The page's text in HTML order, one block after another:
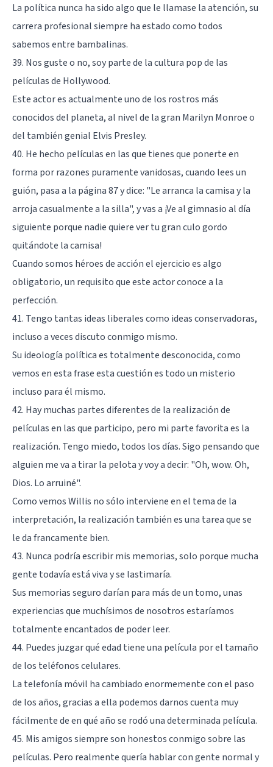
La política nunca ha sido algo que le llamase la atención, su
carrera profesional siempre ha estado como todos
sabemos entre bambalinas.
39. Nos guste o no, soy parte de la cultura pop de las
películas de Hollywood.
Este actor es actualmente uno de los rostros más
conocidos del planeta, al nivel de la gran Marilyn Monroe o
del también genial Elvis Presley.
40. He hecho películas en las que tienes que ponerte en
forma por razones puramente vanidosas, cuando lees un
guión, pasa a la página 87 y dice: "Le arranca la camisa y la
arroja casualmente a la silla", y vas a ¡Ve al gimnasio al día
siguiente porque nadie quiere ver tu gran culo gordo
quitándote la camisa!
Cuando somos héroes de acción el ejercicio es algo
obligatorio, un requisito que este actor conoce a la
perfección.
41. Tengo tantas ideas liberales como ideas conservadoras,
incluso a veces discuto conmigo mismo.
Su ideología política es totalmente desconocida, como
vemos en esta frase esta cuestión es todo un misterio
incluso para él mismo.
42. Hay muchas partes diferentes de la realización de
películas en las que participo, pero mi parte favorita es la
realización. Tengo miedo, todos los días. Sigo pensando que
alguien me va a tirar la pelota y voy a decir: "Oh, wow. Oh,
Dios. Lo arruiné".
Como vemos Willis no sólo interviene en el tema de la
interpretación, la realización también es una tarea que se
le da francamente bien.
43. Nunca podría escribir mis memorias, solo porque mucha
gente todavía está viva y se lastimaría.
Sus memorias seguro darían para más de un tomo, unas
experiencias que muchísimos de nosotros estaríamos
totalmente encantados de poder leer.
44. Puedes juzgar qué edad tiene una película por el tamaño
de los teléfonos celulares.
La telefonía móvil ha cambiado enormemente con el paso
de los años, gracias a ella podemos darnos cuenta muy
fácilmente de en qué año se rodó una determinada película.
45. Mis amigos siempre son honestos conmigo sobre las
películas. Pero realmente quería hablar con gente normal y